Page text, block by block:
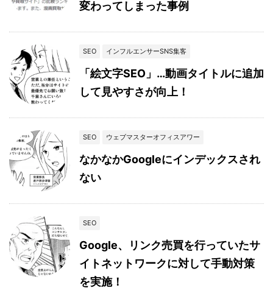
変わってしまった事例
SEO インフルエンサーSNS集客
「絵文字SEO」…動画タイトルに追加
して見やすさが向上！
SEO ウェブマスターオフィスアワー
なかなかGoogleにインデックスされ
ない
SEO
Google、リンク売買を行っていたサ
イトネットワークに対して手動対策
を実施！